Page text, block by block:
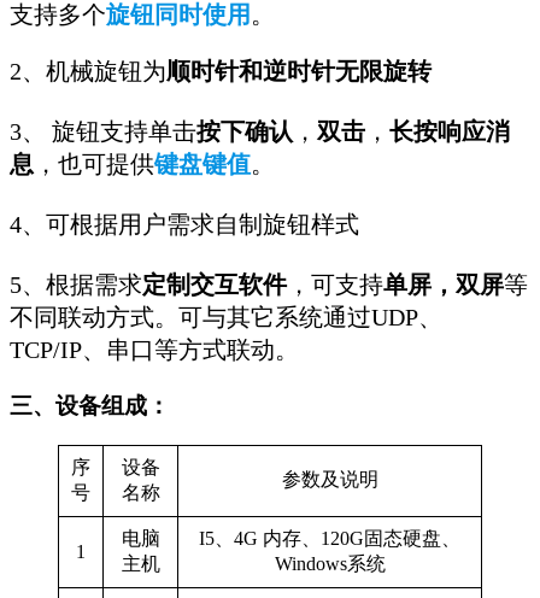
支持多个旋钮同时使用 。
2、机械旋钮为顺时针和逆时针无限旋转
3、 旋钮支持单击按下确认 ， 双击 ， 长按响应消
息 ，也可提供键盘键值。
4、可根据用户需求自制旋钮样式
5、根据需求定制交互软件，可支持单屏，双屏等
不同联动方式。可与其它系统通过UDP、
TCP/IP、串口等方式联动。
三、 设备组成：
序
号
设备
名称
参数及说明
1
电脑
主机
I5、4G 内存、120G固态硬盘、
Windows系统